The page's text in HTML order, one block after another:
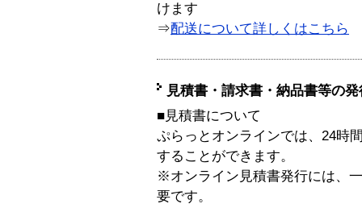
けます
⇒配送について詳しくはこちら
見積書・請求書・納品書等の
■見積書について
ぷらっとオンラインでは、24時
することができます。
※オンライン見積書発行には、
要です。